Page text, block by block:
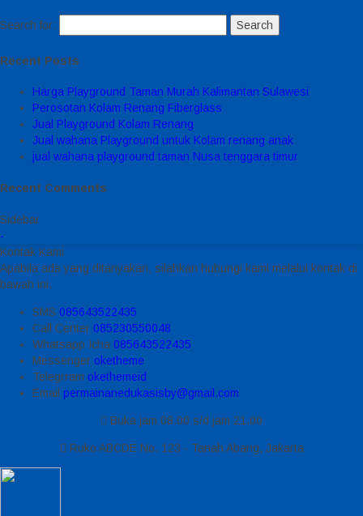
Search for:
Recent Posts
Harga Playground Taman Murah Kalimantan Sulawesi
Perosotan Kolam Renang Fiberglass
Jual Playground Kolam Renang
Jual wahana Playground untuk Kolam renang anak
jual wahana playground taman Nusa tenggara timur
Recent Comments
Sidebar
-
Kontak Kami
Apabila ada yang ditanyakan, silahkan hubungi kami melalui kontak di
bawah ini.
SMS 085643522435
Call Center 085230550048
Whatsapp Icha 085643522435
Messenger oketheme
Telegrram okethemeid
Email permainanedukasisby@gmail.com
Buka jam 08.00 s/d jam 21.00
Ruko ABCDE No. 123 - Tanah Abang, Jakarta